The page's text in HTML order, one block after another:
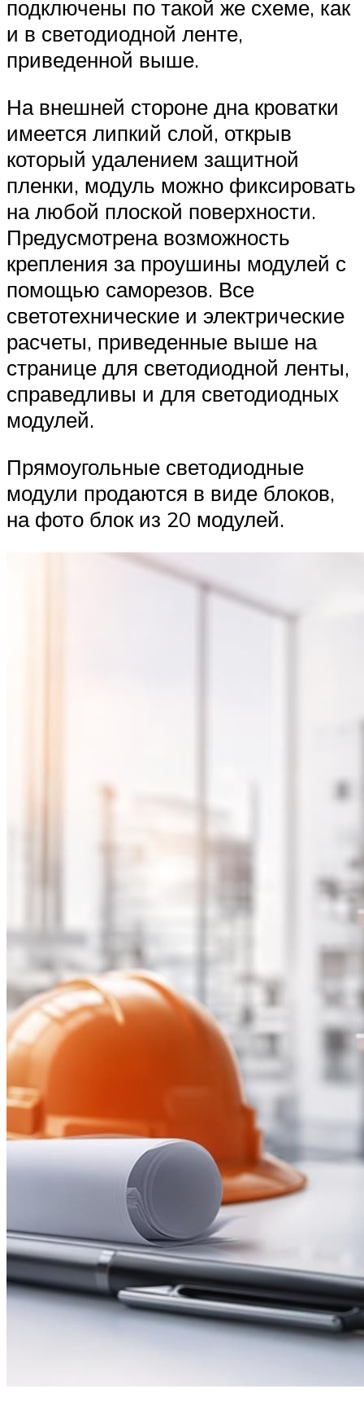
подключены по такой же схеме, как
и в светодиодной ленте,
приведенной выше.
На внешней стороне дна кроватки
имеется липкий слой, открыв
который удалением защитной
пленки, модуль можно фиксировать
на любой плоской поверхности.
Предусмотрена возможность
крепления за проушины модулей с
помощью саморезов. Все
светотехнические и электрические
расчеты, приведенные выше на
странице для светодиодной ленты,
справедливы и для светодиодных
модулей.
Прямоугольные светодиодные
модули продаются в виде блоков,
на фото блок из 20 модулей.